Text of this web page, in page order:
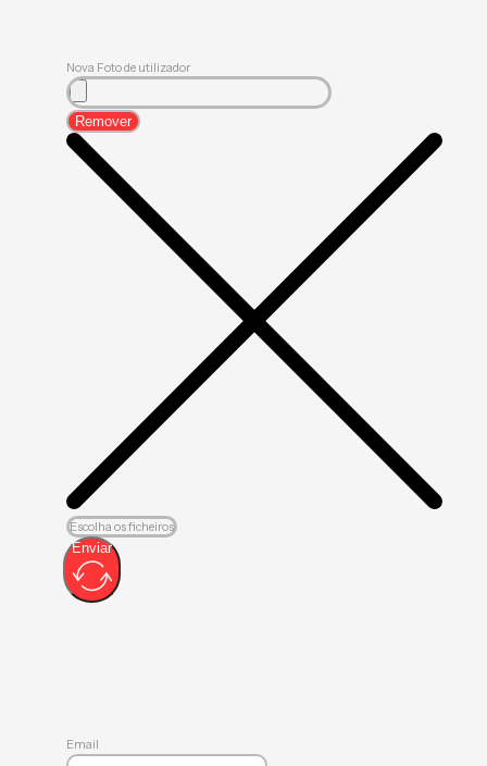
Nova Foto de utilizador
Remover
Escolha os ficheiros
Enviar
Email